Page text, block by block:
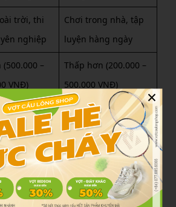
trời, thi
nghiệp
Chơi trong nhà, tập
luyện hàng ngày
(500.000 –
VNĐ)
Thấp hơn (200.000 –
500.000 VNĐ)
nếu bạn chơi cầu lông thường
trời, vải dù sẽ là lựa chọn lý tưởng
lại, vải thun phù hợp hơn cho
tập luyện nhẹ nhàng.
năng chống nhăn của vải
×